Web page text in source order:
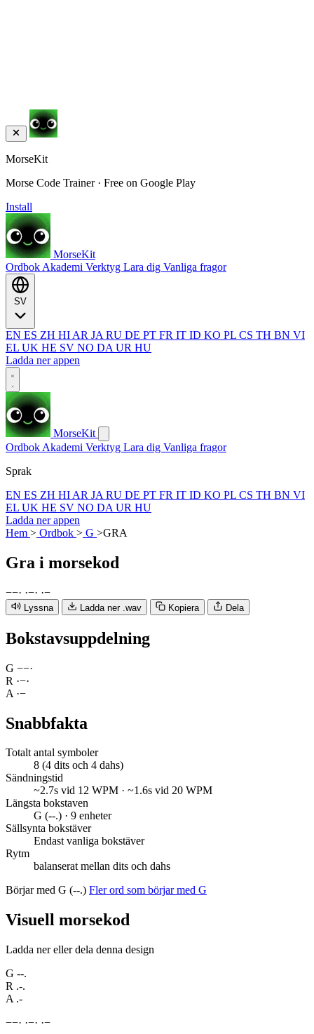
MorseKit
Morse Code Trainer · Free on Google Play
Install
MorseKit
Ordbok Akademi Verktyg Lara dig Vanliga fragor
EN ES ZH HI AR JA RU DE PT FR IT ID KO PL CS TH BN VI
EL UK HE SV NO DA UR HU
Ladda ner appen
MorseKit
Ordbok Akademi Verktyg Lara dig Vanliga fragor
Sprak
EN ES ZH HI AR JA RU DE PT FR IT ID KO PL CS TH BN VI
EL UK HE SV NO DA UR HU
Ladda ner appen
Hem > Ordbok > G >GRA
Gra i morsekod
−−· ·−· ·−
Lyssna Ladda ner .wav Kopiera Dela
Bokstavsuppdelning
G −−·
R ·−·
A ·−
Snabbfakta
Totalt antal symboler
8 (4 dits och 4 dahs)
Sändningstid
~2.7s vid 12 WPM · ~1.6s vid 20 WPM
Längsta bokstaven
G (--.) · 9 enheter
Sällsynta bokstäver
Endast vanliga bokstäver
Rytm
balanserat mellan dits och dahs
Börjar med G (--.) Fler ord som börjar med G
Visuell morsekod
Ladda ner eller dela denna design
G --.
R .-.
A .-
−−· ·−· ·−